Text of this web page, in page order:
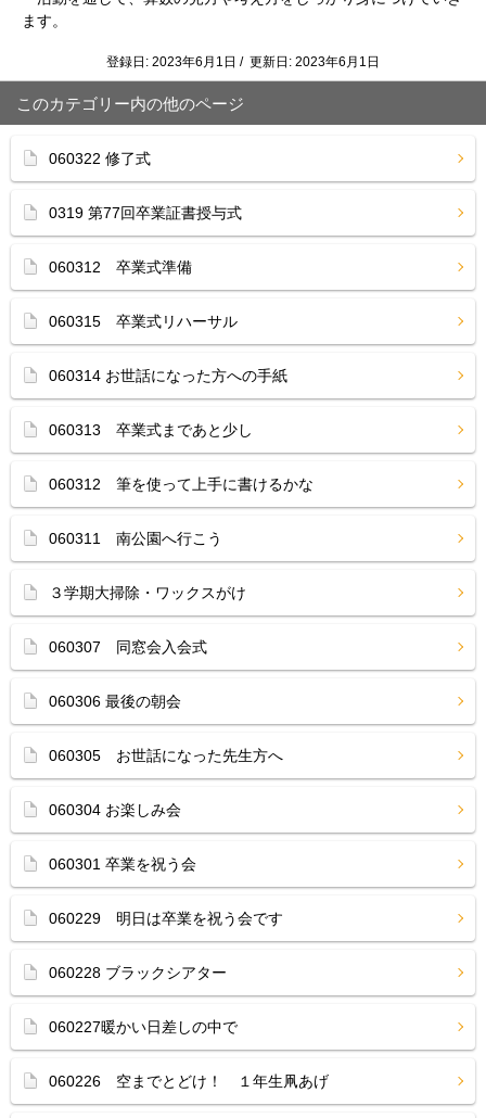
ます。
登録日: 2023年6月1日 / 更新日: 2023年6月1日
このカテゴリー内の他のページ
060322 修了式
0319 第77回卒業証書授与式
060312 卒業式準備
060315 卒業式リハーサル
060314 お世話になった方への手紙
060313 卒業式まであと少し
060312 筆を使って上手に書けるかな
060311 南公園へ行こう
３学期大掃除・ワックスがけ
060307 同窓会入会式
060306 最後の朝会
060305 お世話になった先生方へ
060304 お楽しみ会
060301 卒業を祝う会
060229 明日は卒業を祝う会です
060228 ブラックシアター
060227暖かい日差しの中で
060226 空までとどけ！ １年生凧あげ